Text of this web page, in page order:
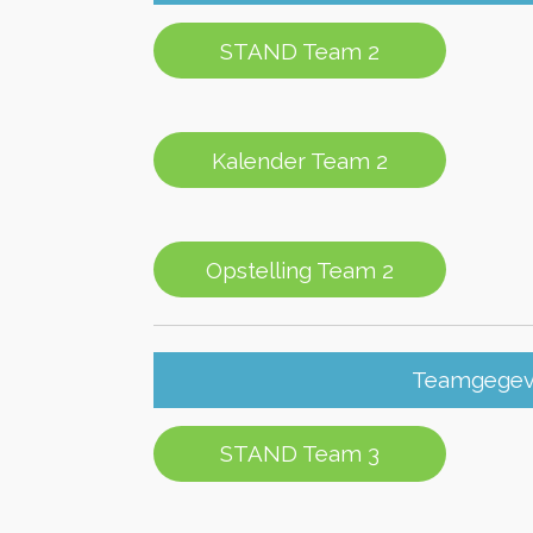
STAND Team 2
Kalender Team 2
Opstelling Team 2
STAND Team 3